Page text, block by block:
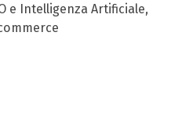
e Intelligenza Artificiale,